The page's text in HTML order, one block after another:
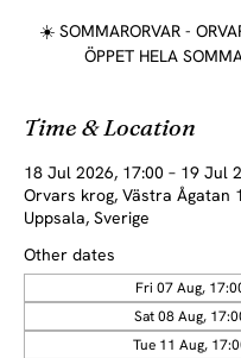
☀️ SOMMARORVAR -
ÖPPET HELA
Time & Location
18 Jul 2026, 17:00 – 19 Jul
Orvars krog, Västra Ågatan
Uppsala, Sverige
Other dates
Fri 07 Aug,
Sat 08 Aug,
Tue 11 Aug,